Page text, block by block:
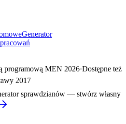
Generator
programową MEN 2026·Dostępne też
2017
sprawdzianów — stwórz własny